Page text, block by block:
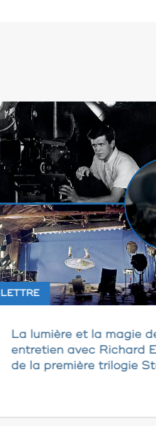
LETTRE
La lumière et la magie
entretien avec Richard
de la première trilogie